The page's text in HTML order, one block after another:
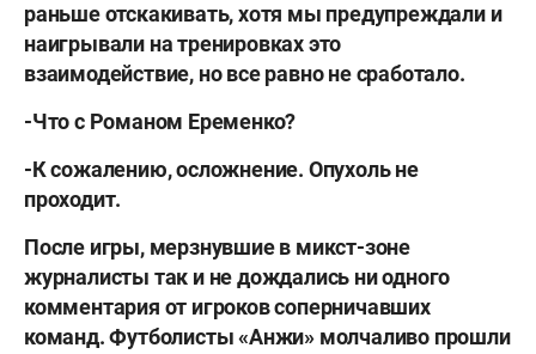
раньше отскакивать, хотя мы предупреждали и
наигрывали на тренировках это
взаимодействие, но все равно не сработало.
-Что с Романом Еременко?
-К сожалению, осложнение. Опухоль не
проходит.
После игры, мерзнувшие в микст-зоне
журналисты так и не дождались ни одного
комментария от игроков соперничавших
команд. Футболисты «Анжи» молчаливо прошли